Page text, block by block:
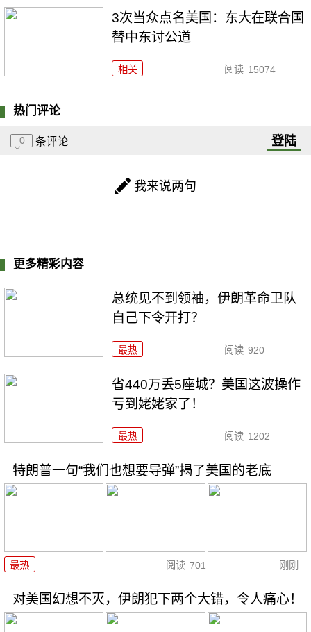
3次当众点名美国：东大在联合国
替中东讨公道
相关 阅读 15074
热门评论
0 条评论 登陆
我来说两句
更多精彩内容
总统见不到领袖，伊朗革命卫队
自己下令开打？
最热 阅读 920
省440万丢5座城？美国这波操作
亏到姥姥家了！
最热 阅读 1202
特朗普一句“我们也想要导弹”揭了美国的老底
最热 阅读 701 刚刚
对美国幻想不灭，伊朗犯下两个大错，令人痛心！